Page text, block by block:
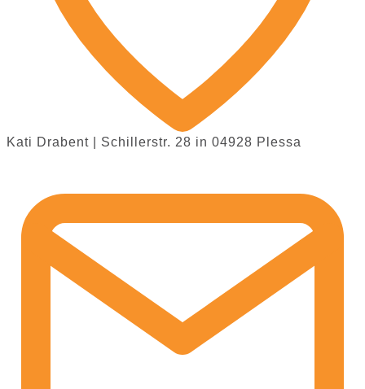
Kati Drabent | Schillerstr. 28 in 04928 Plessa